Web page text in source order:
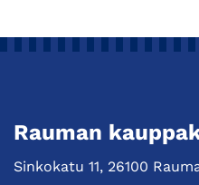
Rauman
Sinkokatu 11, 26100